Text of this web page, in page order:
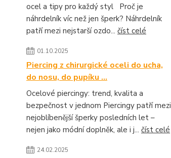
ocel a tipy pro každý styl Proč je
náhrdelník víc než jen šperk? Náhrdelník
patří mezi nejstarší ozdo... číst celé
01.10.2025
Piercing z chirurgické oceli do ucha,
do nosu, do pupíku ...
Ocelové piercingy: trend, kvalita a
bezpečnost v jednom Piercingy patří mezi
nejoblíbenější šperky posledních let –
nejen jako módní doplněk, ale i j... číst celé
24.02.2025